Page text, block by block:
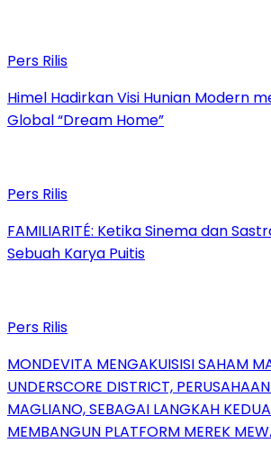
Pers Rilis
Himel Hadirkan Visi Hunian Modern
Global “Dream Home”
Pers Rilis
FAMILIARITÉ: Ketika Sinema dan
Sebuah Karya Puitis
Pers Rilis
MONDEVITA MENGAKUISISI SAHAM
UNDERSCORE DISTRICT,
MAGLIANO, SEBAGAI LANGKAH
MEMBANGUN PLATFORM MEREK